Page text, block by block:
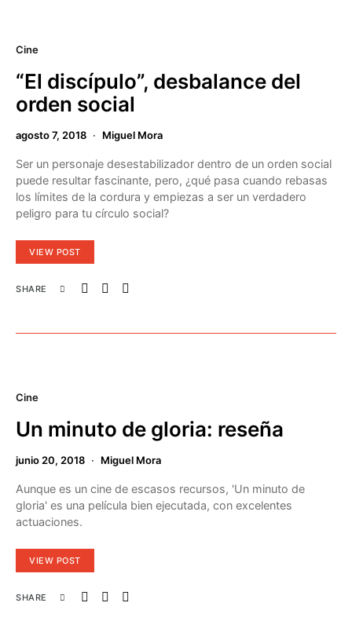
Cine
“El discípulo”, desbalance del
orden social
agosto 7, 2018 Miguel Mora
Ser un personaje desestabilizador dentro de un orden social
puede resultar fascinante, pero, ¿qué pasa cuando rebasas
los límites de la cordura y empiezas a ser un verdadero
peligro para tu círculo social?
VIEW POST
SHARE
Cine
Un minuto de gloria: reseña
junio 20, 2018 Miguel Mora
Aunque es un cine de escasos recursos, 'Un minuto de
gloria' es una película bien ejecutada, con excelentes
actuaciones.
VIEW POST
SHARE